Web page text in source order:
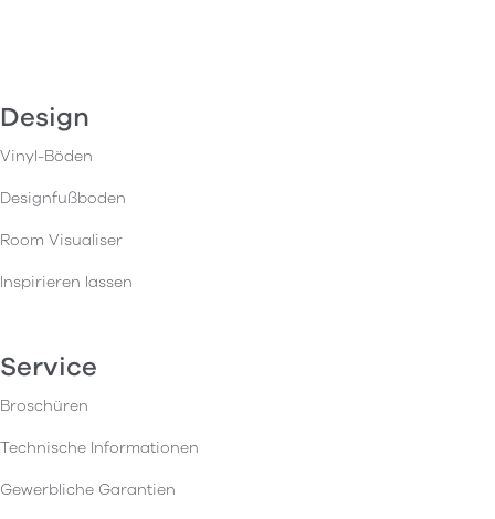
Design
Vinyl-Böden
Designfußboden
Room Visualiser
Inspirieren lassen
Service
Broschüren
Technische Informationen
Gewerbliche Garantien